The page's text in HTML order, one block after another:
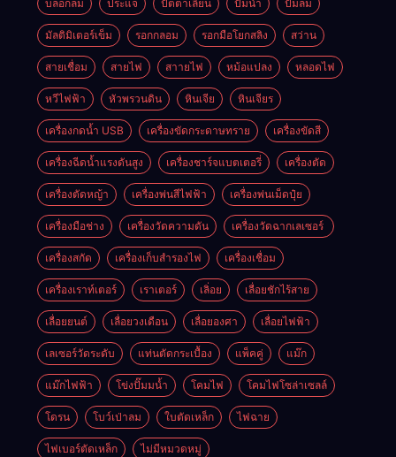
บล็อกลม ประแจ ปัตตาเลี่ยน ปั๊มน้ำ ปั้มลม
มัลติมิเตอร์เข็ม รอกกลอม รอกมือโยกสลิง สว่าน
สายเชื่อม สายไฟ สาายไฟ หม้อแปลง หลอดไฟ
หวีไฟฟ้า หัวพรวนดิน หินเจีย หินเจียร
เครื่องกดน้ำ USB เครื่องขัดกระดาษทราย เครื่องขัดสี
เครื่องฉีดน้ำแรงดันสูง เครื่องชาร์จแบตเตอรี่ เครื่องตัด
เครื่องตัดหญ้า เครื่องพ่นสีไฟฟ้า เครื่องพ่นเม็ดปุ๋ย
เครื่องมือช่าง เครื่องวัดความดัน เครื่องวัดฉากเลเซอร์
เครื่องสกัด เครื่องเก็บสํารองไฟ เครื่องเชื่อม
เครื่องเราท์เตอร์ เราเตอร์ เลิ่อย เลื่อยชักไร้สาย
เลื่อยยนต์ เลื่อยวงเดือน เลื่อยองศา เลื่อยไฟฟ้า
เลเซอร์วัดระดับ แท่นตัดกระเบื้อง แพ็คคู่ แม๊ก
แม๊กไฟฟ้า โข่งปั๊มมน้ำ โคมไฟ โคมไฟโซล่าเซลล์
โดรน โบว์เป่าลม ใบตัดเหล็ก ไฟฉาย
ไฟเบอร์ตัดเหล็ก ไม่มีหมวดหมู่